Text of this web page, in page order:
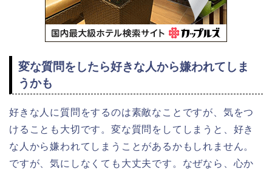
変な質問をしたら好きな人から嫌われてしま
うかも
好きな人に質問をするのは素敵なことですが、気をつ
けることも大切です。変な質問をしてしまうと、好き
な人から嫌われてしまうことがあるかもしれません。
ですが、気にしなくても大丈夫です。なぜなら、心か